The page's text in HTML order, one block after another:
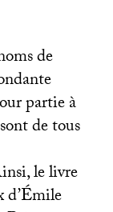
de
partie à
de tous
le livre
d’Émile